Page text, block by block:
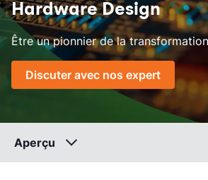
Hardware Design
Être un pionnier de la
Discuter avec nos expert
Aperçu